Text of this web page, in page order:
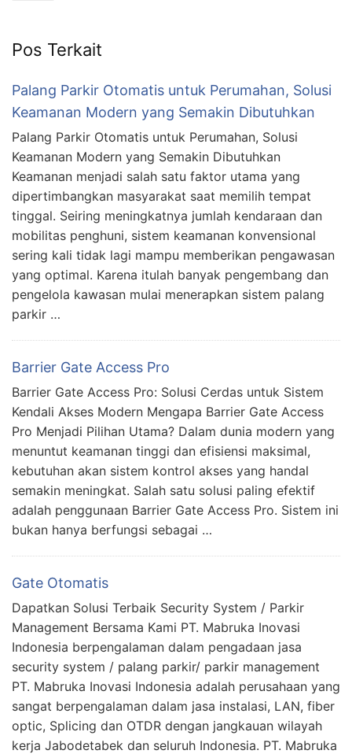
Pos Terkait
Palang Parkir Otomatis untuk Perumahan, Solusi
Keamanan Modern yang Semakin Dibutuhkan
Palang Parkir Otomatis untuk Perumahan, Solusi
Keamanan Modern yang Semakin Dibutuhkan
Keamanan menjadi salah satu faktor utama yang
dipertimbangkan masyarakat saat memilih tempat
tinggal. Seiring meningkatnya jumlah kendaraan dan
mobilitas penghuni, sistem keamanan konvensional
sering kali tidak lagi mampu memberikan pengawasan
yang optimal. Karena itulah banyak pengembang dan
pengelola kawasan mulai menerapkan sistem palang
parkir …
Barrier Gate Access Pro
Barrier Gate Access Pro: Solusi Cerdas untuk Sistem
Kendali Akses Modern Mengapa Barrier Gate Access
Pro Menjadi Pilihan Utama? Dalam dunia modern yang
menuntut keamanan tinggi dan efisiensi maksimal,
kebutuhan akan sistem kontrol akses yang handal
semakin meningkat. Salah satu solusi paling efektif
adalah penggunaan Barrier Gate Access Pro. Sistem ini
bukan hanya berfungsi sebagai …
Gate Otomatis
Dapatkan Solusi Terbaik Security System / Parkir
Management Bersama Kami PT. Mabruka Inovasi
Indonesia berpengalaman dalam pengadaan jasa
security system / palang parkir/ parkir management
PT. Mabruka Inovasi Indonesia adalah perusahaan yang
sangat berpengalaman dalam jasa instalasi, LAN, fiber
optic, Splicing dan OTDR dengan jangkauan wilayah
kerja Jabodetabek dan seluruh Indonesia. PT. Mabruka